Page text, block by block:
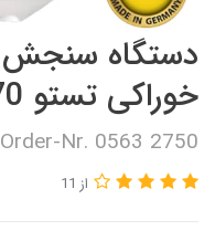
دستگاه
خوراکی تستو 270
Order-Nr. 0563 2750
از 11